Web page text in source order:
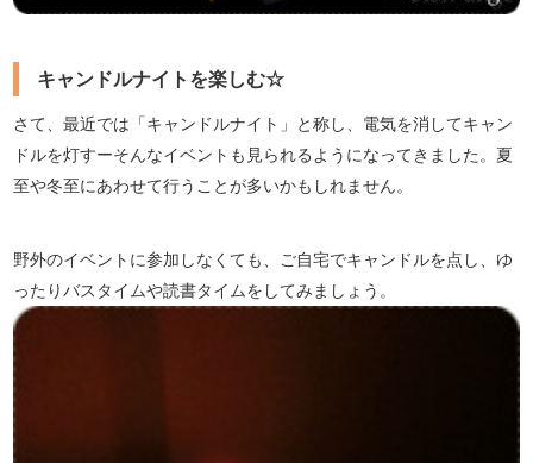
キャンドルナイトを楽しむ☆
さて、最近では「キャンドルナイト」と称し、電気を消してキャン
ドルを灯すーそんなイベントも見られるようになってきました。夏
至や冬至にあわせて行うことが多いかもしれません。
野外のイベントに参加しなくても、ご自宅でキャンドルを点し、ゆ
ったりバスタイムや読書タイムをしてみましょう。